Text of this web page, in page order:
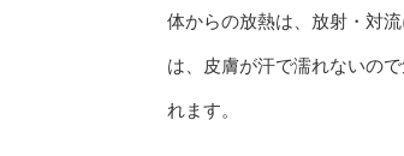
体からの放熱は、放射・対
は、皮膚が汗で濡れないの
れます。